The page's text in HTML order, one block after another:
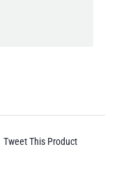
Tweet This Product